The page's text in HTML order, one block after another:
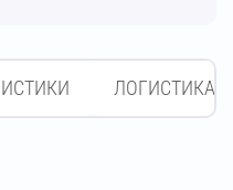
ЛОГИСТИКА